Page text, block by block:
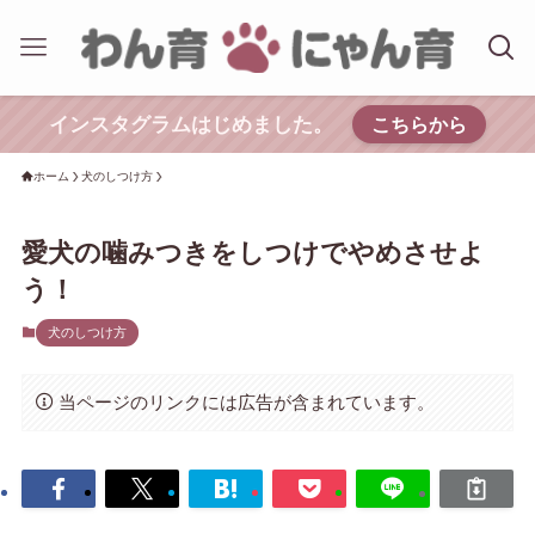
インスタグラムはじめました。 こちらから
ホーム 犬のしつけ方
愛犬の噛みつきをしつけでやめさせよ
う！
犬のしつけ方
当ページのリンクには広告が含まれています。